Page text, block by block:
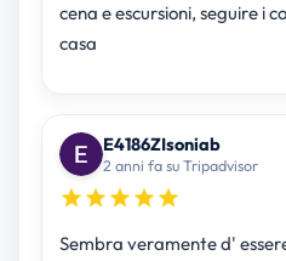
cena e escursioni, seguire i consigli della padrona di
casa
E4186ZIsoniab
2 anni fa su Tripadvisor
Sembra veramente d'